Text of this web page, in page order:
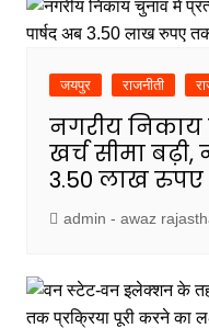
जयपुर राजनीती
नगरीय निकाय
खर्च सीमा
3.50 लाख
admin - awaz